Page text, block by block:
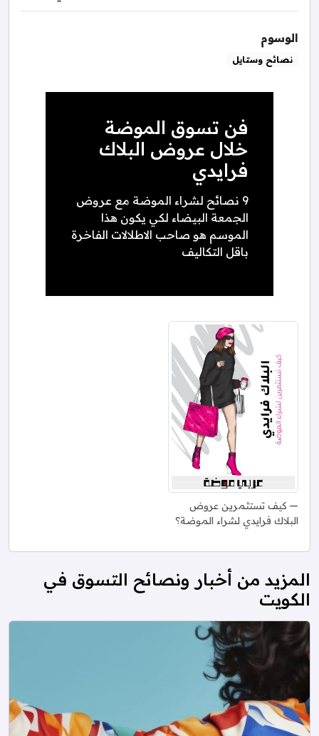
الوسوم
نصائح وستايل
فن تسوق الموضة
خلال عروض البلاك
فرايدي
9 نصائح لشراء الموضة مع عروض
الجمعة البيضاء لكي يكون هذا
الموسم هو صاحب الاطلالات الفاخرة
باقل التكاليف
كيف تستثمرين عروض
البلاك فرايدي لشراء الموضة؟
المزيد من أخبار ونصائح التسوق في
الكويت